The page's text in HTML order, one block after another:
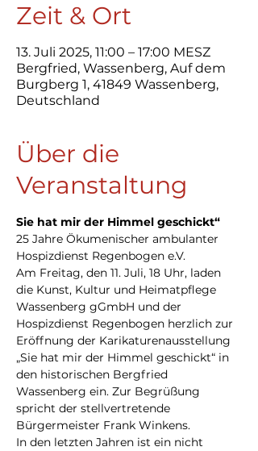
Zeit & Ort
13. Juli 2025, 11:00 – 17:00 MESZ
Bergfried, Wassenberg, Auf dem
Burgberg 1, 41849 Wassenberg,
Deutschland
Über die
Veranstaltung
Sie hat mir der Himmel geschickt“
25 Jahre Ökumenischer ambulanter
Hospizdienst Regenbogen e.V.
Am Freitag, den 11. Juli, 18 Uhr, laden
die Kunst, Kultur und Heimatpflege
Wassenberg gGmbH und der
Hospizdienst Regenbogen herzlich zur
Eröffnung der Karikaturenausstellung
„Sie hat mir der Himmel geschickt“ in
den historischen Bergfried
Wassenberg ein. Zur Begrüßung
spricht der stellvertretende
Bürgermeister Frank Winkens.
In den letzten Jahren ist ein nicht